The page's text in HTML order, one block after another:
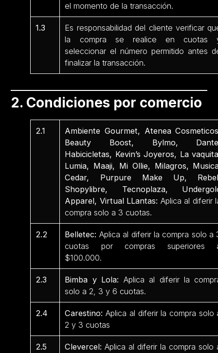
el momento de la transacción.
1.3
Es responsabilidad del cliente verificar
la compra se realice en cuotas
seleccionar el número permitido antes
finalizar la transacción.
2. Condiciones por comercio
2.1
Ambiente Gourmet, Atenea
Beauty Boost, Bylmo,
Habicicletas, Kevin’s Joyeros, La
Lumia, Maaji, Mi Ollie, Milagros,
Cedar, Purpure Make Up,
Shopylibre, Tecnoplaza,
Apparel, Virtual LLantas: Aplica al diferir
compra solo a 3 cuotas.
2.2 Belletec: Aplica al diferir la compra solo a
cuotas por compras superiores
$100.000.
2.3 Bimba y Lola: Aplica al diferir la
solo a 2, 3 y 6 cuotas.
2.4 Carestino: Aplica al diferir la compra solo
2 y 3 cuotas
2.5 Clevercel:Aplica al diferir la compra solo